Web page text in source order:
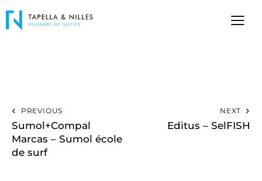
PREVIOUS
Sumol+Compal
Marcas – Sumol école
de surf
NEXT
Editus – SelFISH